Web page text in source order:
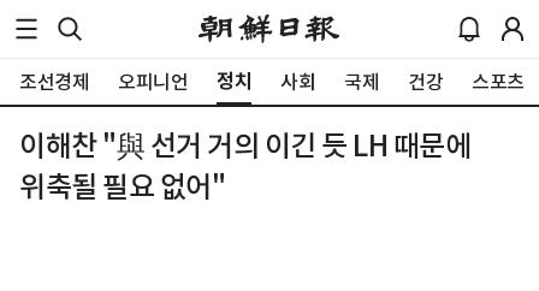
조선경제 오피니언 정치 사회 국제 건강 스포츠
이해찬 "與 선거 거의 이긴 듯 LH 때문에
위축될 필요 없어"